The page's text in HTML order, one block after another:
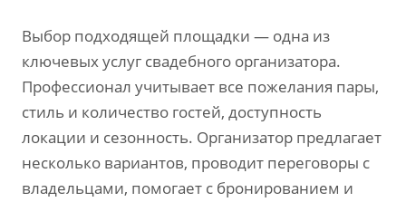
Выбор подходящей площадки — одна из
ключевых услуг свадебного организатора.
Профессионал учитывает все пожелания пары‚
стиль и количество гостей‚ доступность
локации и сезонность. Организатор предлагает
несколько вариантов‚ проводит переговоры с
владельцами‚ помогает с бронированием и